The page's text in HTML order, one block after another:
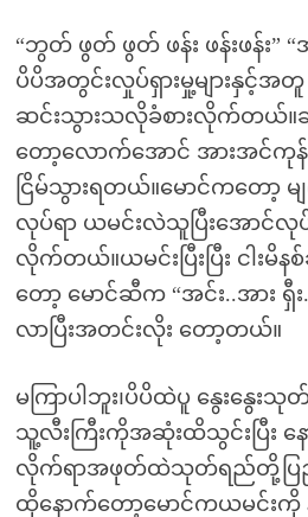
“ဘွတ် ဖွတ် ဖွတ် ဖန်း ဖန်းဖန်း” “
ပိပိအတွင်းလှုပ်ရှားမှု့များနှင့်အ
ဆင်းသွားသလိုခံစားလိုက်တယ်
တော့လောက်အောင် အားအင်ကုန်
ငြိမ်သွားရတယ်။မောင်ကတော့
လုပ်ရာ ယမင်းလဲသူပြီးအောင်လု
လိုက်တယ်။ယမင်းပြီးပြီး ငါးမိန
တော့ မောင်ဆီက “အင်း..အား ရှီ
လာပြီးအတင်းလိုး တော့တယ်။
မကြာပါဘူး၊ပိပိထဲပူ နွေးနွေး
သူ့လီးကြီးကိုအဆုံးထိသွင်းပြီး န
လိုက်ရာအဖုတ်ထဲသုတ်ရည်တို့ပြ
ထိုနောက်တော့မောင်ကယမင်းကို န